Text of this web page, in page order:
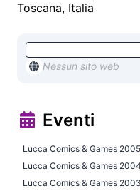
Toscana, Italia
Nessun sito web
Eventi
Lucca Comics & Games 2005
Lucca Comics & Games 2004
Lucca Comics & Games 2003